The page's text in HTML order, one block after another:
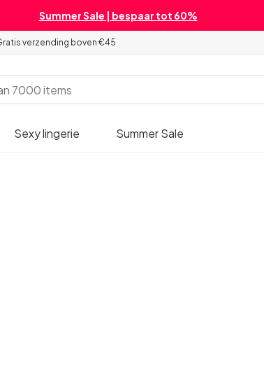
Summer Sale | bespaar tot 60%
verzending boven €45
Sexy lingerie Summer Sale